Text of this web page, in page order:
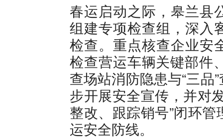
春运启动之际，皋兰县
组建专项检查组，深入
检查。重点核查企业安
检查营运车辆关键部件
查场站消防隐患与“三品
步开展安全宣传，并对
整改、跟踪销号”闭环
运安全防线。